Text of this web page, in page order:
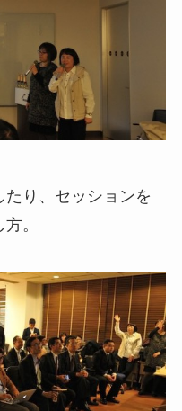
り、セッションを
。